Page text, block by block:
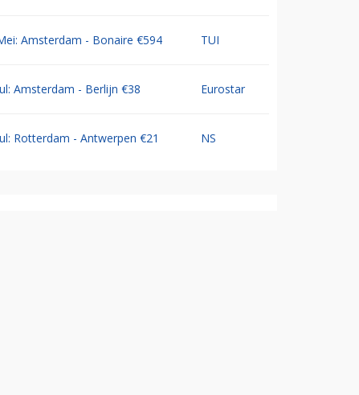
Amsterdam - Bonaire €594 TUI
Amsterdam - Berlijn €38 Eurostar
Rotterdam - Antwerpen €21 NS